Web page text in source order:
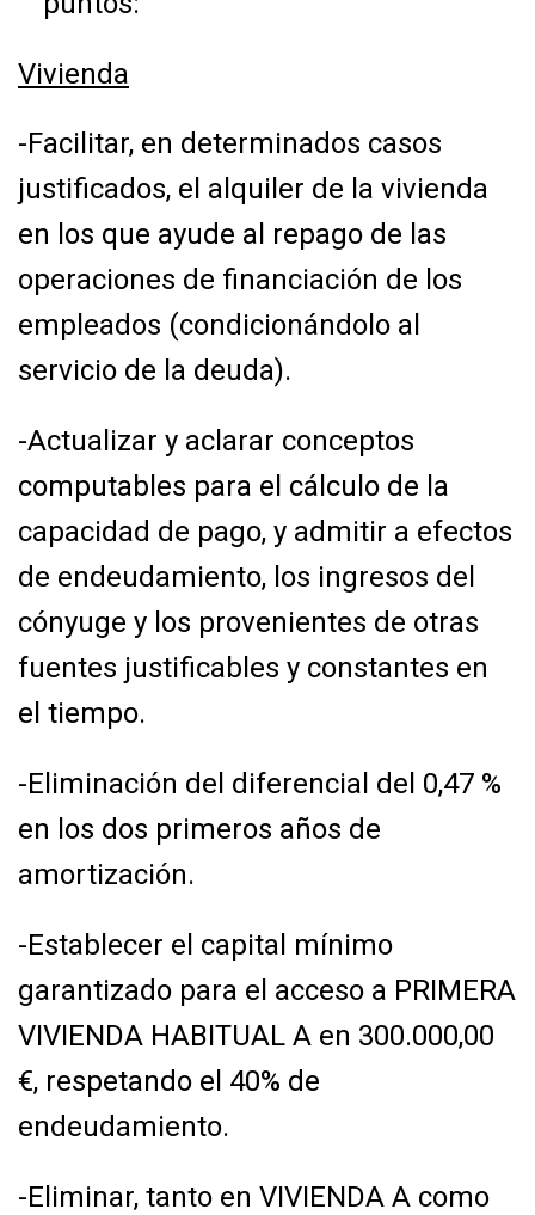
Vivienda
-Facilitar, en determinados casos
justificados, el alquiler de la vivienda
en los que ayude al repago de las
operaciones de financiación de los
empleados (condicionándolo al
servicio de la deuda).
-Actualizar y aclarar conceptos
computables para el cálculo de la
capacidad de pago, y admitir a efectos
de endeudamiento, los ingresos del
cónyuge y los provenientes de otras
fuentes justificables y constantes en
el tiempo.
-Eliminación del diferencial del 0,47 %
en los dos primeros años de
amortización.
-Establecer el capital mínimo
garantizado para el acceso a PRIMERA
VIVIENDA HABITUAL A en 300.000,00
€, respetando el 40% de
endeudamiento.
-Eliminar, tanto en VIVIENDA A como